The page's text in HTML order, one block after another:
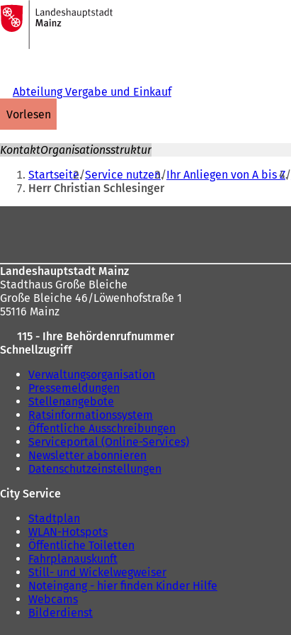
Inhalt anspringen
Zur
Startseite
Abteilung Vergabe und Einkauf
vorlesen
KontaktOrganisationsstruktur
Sie
befinden
sich
Startseite Service nutzen Ihr Anliegen von A bis Z
Herr Christian Schlesinger
Landeshauptstadt Mainz
Stadthaus Große Bleiche
Große Bleiche 46/Löwenhofstraße 1
55116 Mainz
115 - Ihre Behördenrufnummer
Schnellzugriff
Verwaltungsorganisation
Pressemeldungen
Stellenangebote
Ratsinformationssystem
Öffentliche Ausschreibungen
Serviceportal (Online-Services)
Newsletter abonnieren
Datenschutzeinstellungen
City Service
Stadtplan
WLAN-Hotspots
Öffentliche Toiletten
Fahrplanauskunft
Still- und Wickelwegweiser
Noteingang - hier finden Kinder Hilfe
Webcams
Bilderdienst